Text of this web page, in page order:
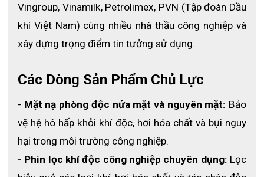
Vingroup, Vinamilk, Petrolimex, PVN (Tập đoàn Dầu
khí Việt Nam) cùng nhiều nhà thầu công nghiệp và
xây dựng trọng điểm tin tưởng sử dụng.
Các Dòng Sản Phẩm Chủ Lực
- Mặt nạ phòng độc nửa mặt và nguyên mặt: Bảo
vệ hệ hô hấp khỏi khí độc, hơi hóa chất và bụi nguy
hại trong môi trường công nghiệp.
- Phin lọc khí độc công nghiệp chuyên dụng: Lọc